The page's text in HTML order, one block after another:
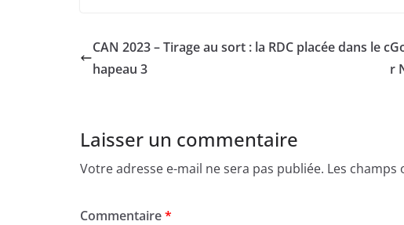
CAN 2023 – Tirage au sort : la RDC placée dans le c
hapeau 3
r
Laisser un commentaire
Votre adresse e-mail ne sera pas publiée. Les champs
Commentaire*